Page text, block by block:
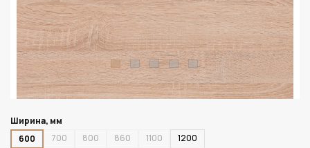
Ширина, мм
600
700 800 860 1100
1200